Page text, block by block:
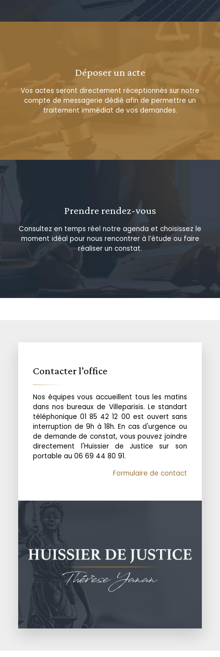
Déposer un acte
Vos actes seront directement réceptionnés sur notre
compte de messagerie dédié afin de permettre un
traitement immédiat de vos demandes.
Prendre rendez-vous
Consultez en temps réel notre agenda et choisissez le
moment idéal pour nous rencontrer à l’étude ou faire
réaliser un constat.
Contacter l’office
Nos équipes vous accueillent tous les matins
dans nos bureaux de Villeparisis. Le standart
téléphonique 01 85 42 12 00 est ouvert sans
interruption de 9h à 18h. En cas d'urgence ou
de demande de constat, vous pouvez joindre
directement l'Huissier de Justice sur son
portable au 06 69 44 80 91.
Formulaire de contact